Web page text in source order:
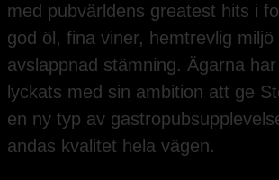
med pubvärldens greatest hits i
god öl, fina viner, hemtrevlig miljö
avslappnad stämning. Ägarna
lyckats med sin ambition att ge
en ny typ av
andas kvalitet hela vägen.